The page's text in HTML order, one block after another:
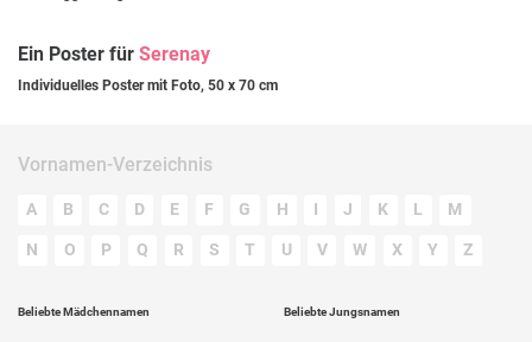
Ein Poster für Serenay
Individuelles Poster mit Foto, 50 x 70 cm
Vornamen-Verzeichnis
A B C D E F G H I J K L M
N O P Q R S T U V W X Y Z
Beliebte Mädchennamen Beliebte Jungsnamen